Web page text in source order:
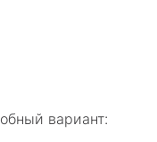
вариант: